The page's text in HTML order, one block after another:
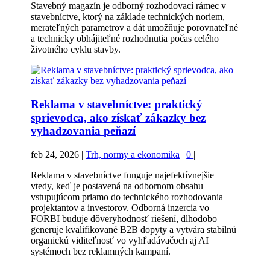
Stavebný magazín je odborný rozhodovací rámec v
stavebníctve, ktorý na základe technických noriem,
merateľných parametrov a dát umožňuje porovnateľné
a technicky obhájiteľné rozhodnutia počas celého
životného cyklu stavby.
Reklama v stavebníctve: praktický
sprievodca, ako získať zákazky bez
vyhadzovania peňazí
feb 24, 2026 |Trh, normy a ekonomika |0 |
Reklama v stavebníctve funguje najefektívnejšie
vtedy, keď je postavená na odbornom obsahu
vstupujúcom priamo do technického rozhodovania
projektantov a investorov. Odborná inzercia vo
FORBI buduje dôveryhodnosť riešení, dlhodobo
generuje kvalifikované B2B dopyty a vytvára stabilnú
organickú viditeľnosť vo vyhľadávačoch aj AI
systémoch bez reklamných kampaní.